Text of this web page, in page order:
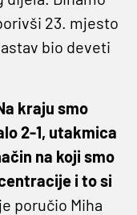
23. mjesto
bio deveti
kraju smo
2-1, utakmica
na koji smo
i to si
poručio Miha